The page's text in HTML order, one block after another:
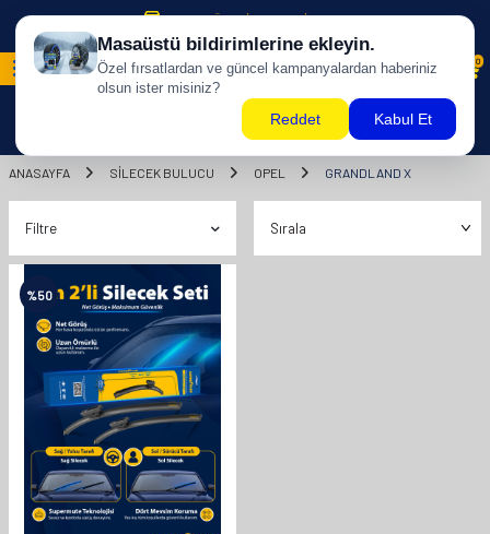
500 TL ÜZERİ KARGO BİZDEN !
0
ANASAYFA SILECEK BULUCU OPEL GRANDLAND X
Filtre
%50